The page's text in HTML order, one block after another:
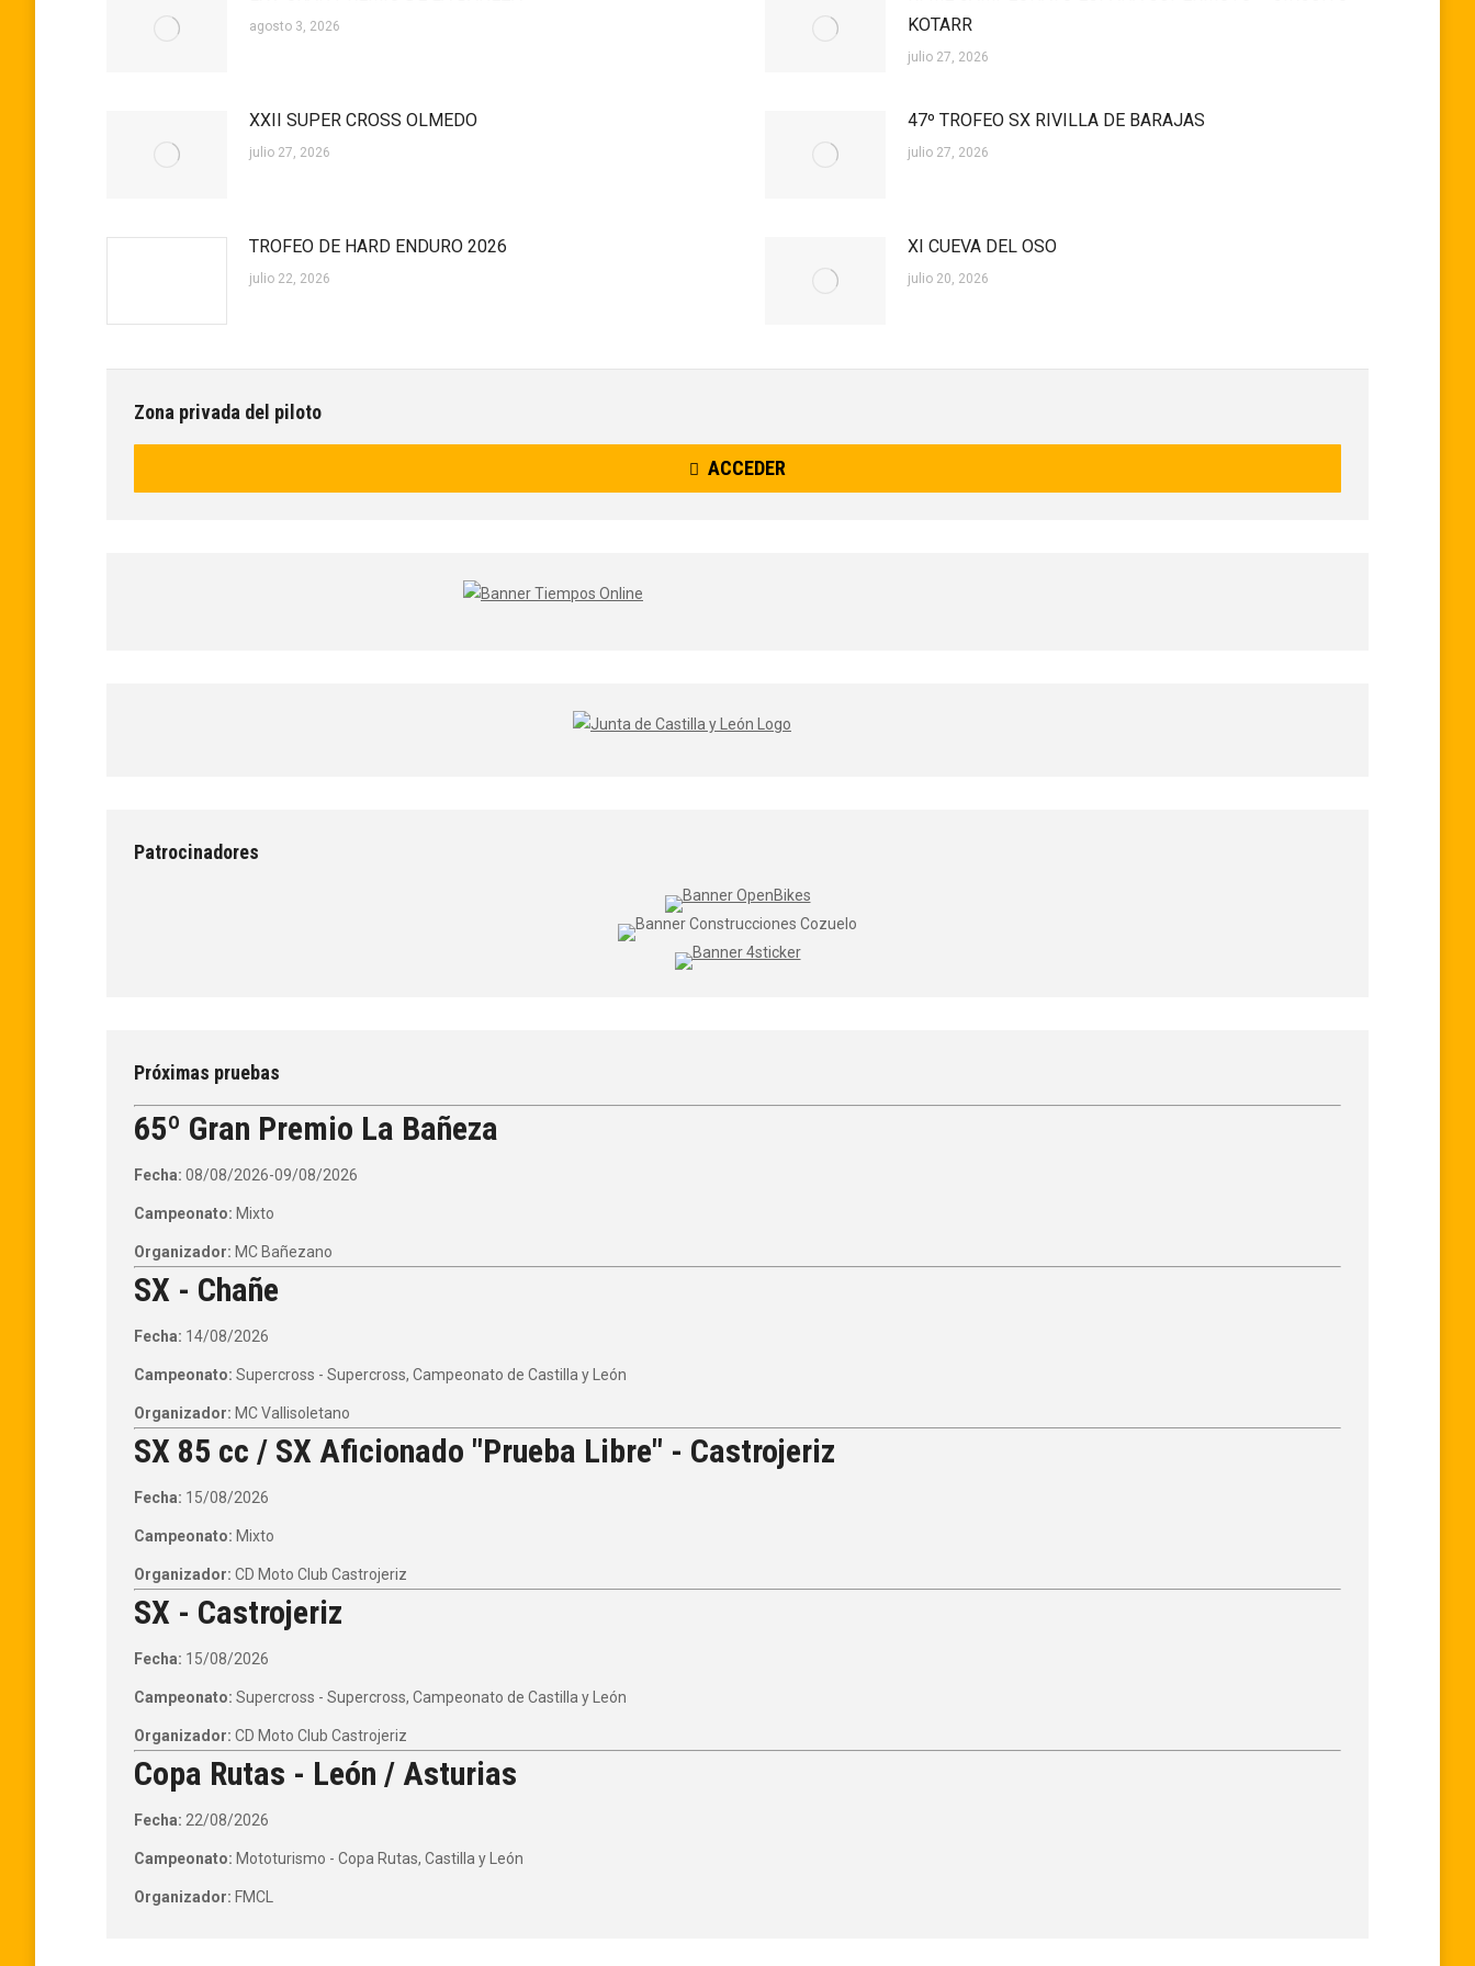
agosto 3, 2026
KOTARR
julio 27, 2026
XXII SUPER CROSS OLMEDO
julio 27, 2026
47º TROFEO SX RIVILLA DE BARAJAS
julio 27, 2026
TROFEO DE HARD ENDURO 2026
julio 22, 2026
XI CUEVA DEL OSO
julio 20, 2026
Zona privada del piloto
ACCEDER
Patrocinadores
Próximas pruebas
65º Gran Premio La Bañeza
Fecha: 08/08/2026-09/08/2026
Campeonato: Mixto
Organizador: MC Bañezano
SX - Chañe
Fecha: 14/08/2026
Campeonato: Supercross - Supercross, Campeonato de Castilla y León
Organizador: MC Vallisoletano
SX 85 cc / SX Aficionado "Prueba Libre" - Castrojeriz
Fecha: 15/08/2026
Campeonato: Mixto
Organizador: CD Moto Club Castrojeriz
SX - Castrojeriz
Fecha: 15/08/2026
Campeonato: Supercross - Supercross, Campeonato de Castilla y León
Organizador: CD Moto Club Castrojeriz
Copa Rutas - León / Asturias
Fecha: 22/08/2026
Campeonato: Mototurismo - Copa Rutas, Castilla y León
Organizador: FMCL